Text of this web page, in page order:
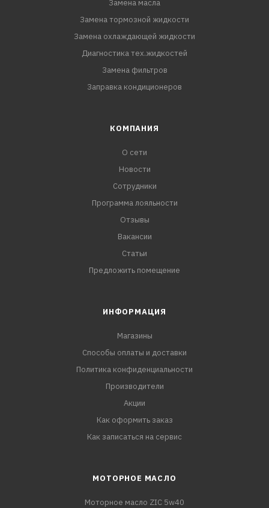
Замена масла
Замена тормозной жидкости
Замена охлаждающей жидкости
Диагностика тех.жидкостей
Замена фильтров
Заправка кондиционеров
КОМПАНИЯ
О сети
Новости
Сотрудники
Программа лояльности
Отзывы
Вакансии
Статьи
Предложить помещение
ИНФОРМАЦИЯ
Магазины
Способы оплаты и доставки
Политика конфиденциальности
Производители
Акции
Как оформить заказ
Как записаться на сервис
МОТОРНОЕ МАСЛО
Моторное масло ZIC 5w40